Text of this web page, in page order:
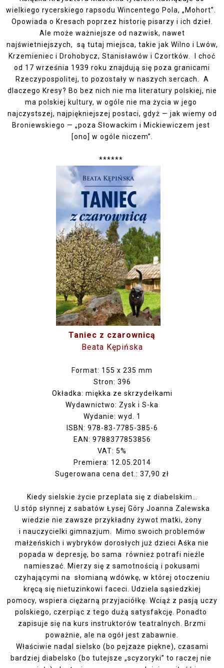
wielkiego rycerskiego rapsodu Wincentego Pola, „Mohort”.
Opowiada o Kresach poprzez historię pisarzy i ich dzieł.
Ale może ważniejsze od nazwisk, nawet
najświetniejszych, są tutaj miejsca, takie jak Wilno i Lwów,
Krzemieniec i Drohobycz, Stanisławów i Czortków. I choć
od 17 września 1939 roku znajdują się poza granicami
Rzeczypospolitej, to pozostały w naszych sercach. A
dlaczego Kresy? Bo bez nich nie ma literatury polskiej, nie
ma polskiej kultury, w ogóle nie ma życia w jego
najczystszej, najpiękniejszej postaci, gdyż — jak wiemy od
Broniewskiego — „poza Słowackim i Mickiewiczem jest
[ono] w ogóle niczem”.
******
Taniec z czarownicą
Beata Kępińska
Format: 155 x 235 mm
Stron: 396
Okładka: miękka ze skrzydełkami
Wydawnictwo: Zysk i S-ka
Wydanie: wyd. 1
ISBN: 978-83-7785-385-6
EAN: 9788377853856
VAT: 5%
Premiera: 12.05.2014
Sugerowana cena det.: 37,90 zł
Kiedy sielskie życie przeplata się z diabelskim…
U stóp słynnej z sabatów Łysej Góry Joanna Zalewska
wiedzie nie zawsze przykładny żywot matki, żony
i nauczycielki gimnazjum. Mimo swoich problemów
małżeńskich i wybryków dorosłych już dzieci Aśka nie
popada w depresję, bo sama również potrafi nieźle
namieszać. Mierzy się z samotnością i pokusami
czyhającymi na słomianą wdówkę, w której otoczeniu
kręcą się nietuzinkowi faceci. Udziela sąsiedzkiej
pomocy, wspiera ciężarną przyjaciółkę. Wciąż z pasją uczy
polskiego, czerpiąc z tego dużą satysfakcję. Ponadto
zapisuje się na kurs instruktorów teatralnych. Brzmi
poważnie, ale na ogół jest zabawnie.
Właściwie nadal sielsko (bo pejzaże piękne), czasami
bardziej diabelsko (bo tutejsze „scyzoryki” to raczej nie